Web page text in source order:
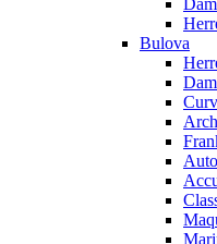
Bulova
Curv